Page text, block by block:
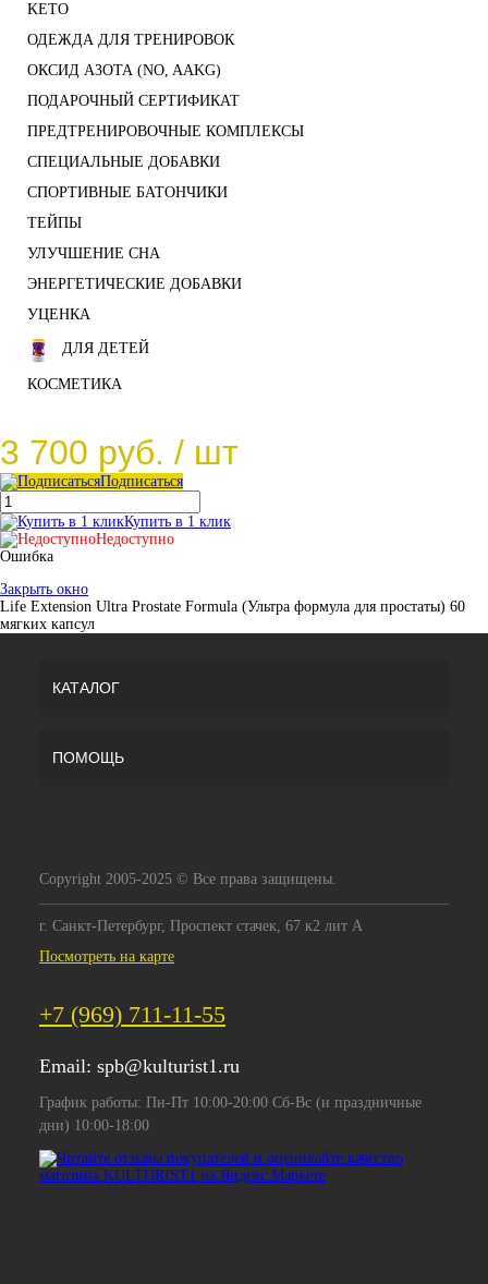
KETO
ОДЕЖДА ДЛЯ ТРЕНИРОВОК
ОКСИД АЗОТА (NO, AAKG)
ПОДАРОЧНЫЙ СЕРТИФИКАТ
ПРЕДТРЕНИРОВОЧНЫЕ КОМПЛЕКСЫ
СПЕЦИАЛЬНЫЕ ДОБАВКИ
СПОРТИВНЫЕ БАТОНЧИКИ
ТЕЙПЫ
УЛУЧШЕНИЕ СНА
ЭНЕРГЕТИЧЕСКИЕ ДОБАВКИ
УЦЕНКА
ДЛЯ ДЕТЕЙ
КОСМЕТИКА
3 700 руб. / шт
Подписаться
Купить в 1 клик
Недоступно
Ошибка
Закрыть окно
Life Extension Ultra Prostate Formula (Ультра формула для простаты) 60
мягких капсул
КАТАЛОГ
ПОМОЩЬ
Copyright 2005-2025 © Все права защищены.
г. Санкт-Петербург, Проспект стачек, 67 к2 лит А
Посмотреть на карте
+7 (969) 711-11-55
Email: spb@kulturist1.ru
График работы: Пн-Пт 10:00-20:00 Сб-Вс (и праздничные
дни) 10:00-18:00